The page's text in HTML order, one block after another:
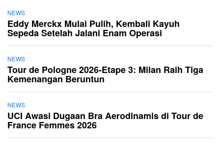
NEWS
Eddy Merckx Mulai Pulih, Kembali Kayuh
Sepeda Setelah Jalani Enam Operasi
NEWS
Tour de Pologne 2026-Etape 3: Milan Raih Tiga
Kemenangan Beruntun
NEWS
UCI Awasi Dugaan Bra Aerodinamis di Tour de
France Femmes 2026